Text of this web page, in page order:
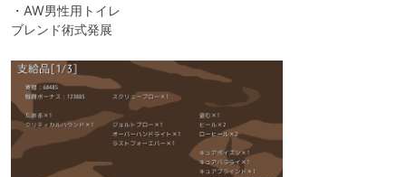
・AW男性用トイレ
ブレンド術式発展